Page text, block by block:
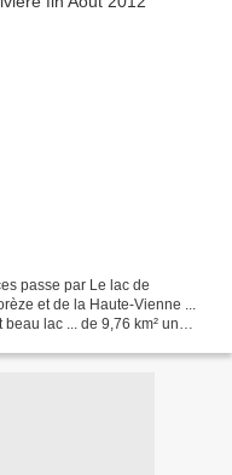
passe par Le lac de
et de la Haute-Vienne ...
lac ... de 9,76 km² un